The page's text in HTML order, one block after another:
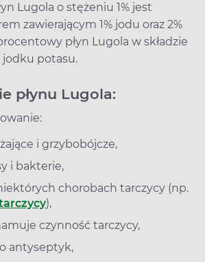
Lugola o stężeniu 1% jest
zawierającym 1% jodu oraz 2%
płyn Lugola w składzie
jodku potasu.
płynu Lugola:
i grzybobójcze,
i bakterie,
chorobach tarczycy (np.
),
czynność tarczycy,
antyseptyk,